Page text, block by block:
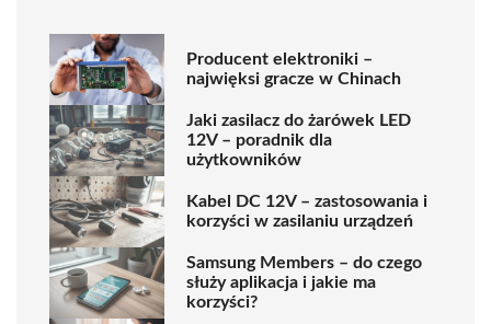
Producent elektroniki –
najwięksi gracze w Chinach
Jaki zasilacz do żarówek LED
12V – poradnik dla
użytkowników
Kabel DC 12V – zastosowania i
korzyści w zasilaniu urządzeń
Samsung Members – do czego
służy aplikacja i jakie ma
korzyści?